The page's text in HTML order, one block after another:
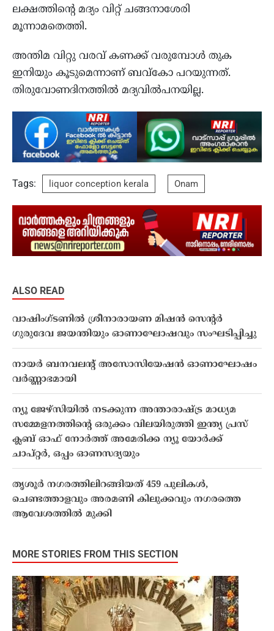
ലക്ഷത്തിന്റെ മദ്യം വിറ്റ് ചങ്ങനാശേരി
മൂന്നാമതെത്തി.
അന്തിമ വിറ്റു വരവ് കണക്ക് വരുമ്പോള്‍ തുക
ഇനിയും കൂടുമെന്നാണ് ബവ്കോ പറയുന്നത്.
തിരുവോണദിനത്തില്‍ മദ്യവില്‍പനയില്ല.
Tags: liquor conception kerala Onam
ALSO READ
വാഷിംഗ്ടണിൽ ശ്രീനാരായണ മിഷൻ സെന്റർ
ഗുരുദേവ ജയന്തിയും ഓണാഘോഷവും സംഘടിപ്പിച്ചു
നായർ ബനവലന്റ് അസോസിയേഷൻ ഓണാഘോഷം
വര്‍ണ്ണാഭമായി
ന്യൂ ജേഴ്സിയിൽ നടക്കുന്ന അന്താരാഷ്ട്ര മാധ്യമ
സമ്മേളനത്തിന്‍റെ ഒരുക്കം വിലയിരുത്തി ഇന്ത്യ പ്രസ്
ക്ലബ് ഓഫ് നോർത്ത് അമേരിക്ക ന്യൂ യോർക്ക്
ചാപ്റ്റർ, ഒപ്പം ഓണസദ്യയും
തൃശൂർ നഗരത്തിലിറങ്ങിയത് 459 പുലികൾ,
ചെണ്ടത്താളവും അരമണി കിലുക്കവും നഗരത്തെ
ആവേശത്തിൽ മുക്കി
MORE STORIES FROM THIS SECTION